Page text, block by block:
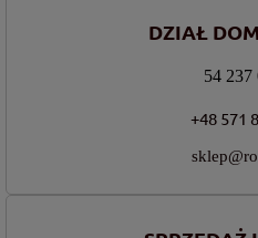
DZIAŁ
54 237
+48 571